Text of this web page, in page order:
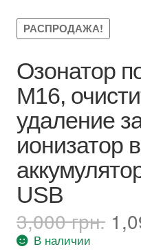
Оплата, доставка
Контакты
Отзывы
РАСПРОДАЖА!
Озонатор
M16,
удаление
ионизатор
USB
3,000грн.
В наличии